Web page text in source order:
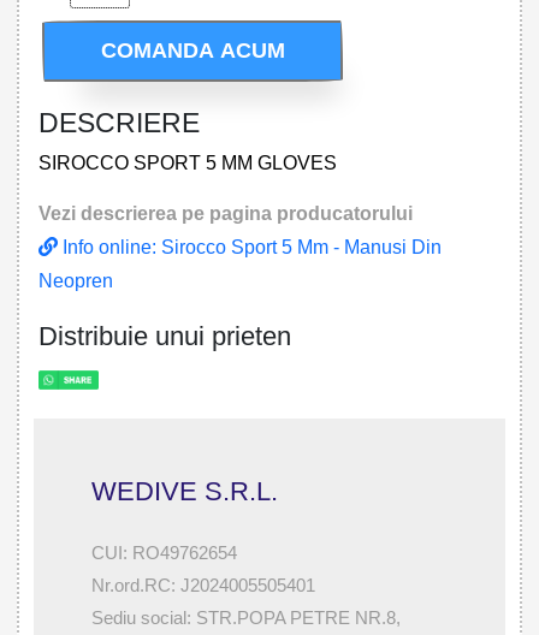
COMANDA ACUM
DESCRIERE
SIROCCO SPORT 5 MM GLOVES
Vezi descrierea pe pagina producatorului
Info online: Sirocco Sport 5 Mm - Manusi Din
Neopren
Distribuie unui prieten
WEDIVE S.R.L.
CUI: RO49762654
Nr.ord.RC: J2024005505401
Sediu social: STR.POPA PETRE NR.8,